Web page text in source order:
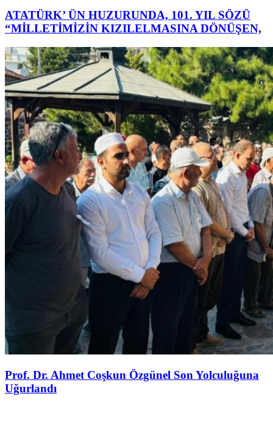
ATATÜRK’ ÜN HUZURUNDA, 101. YIL SÖZÜ
“MİLLETİMİZİN KIZILELMASINA DÖNÜŞEN,
Prof. Dr. Ahmet Coşkun Özgünel Son Yolculuğuna
Uğurlandı